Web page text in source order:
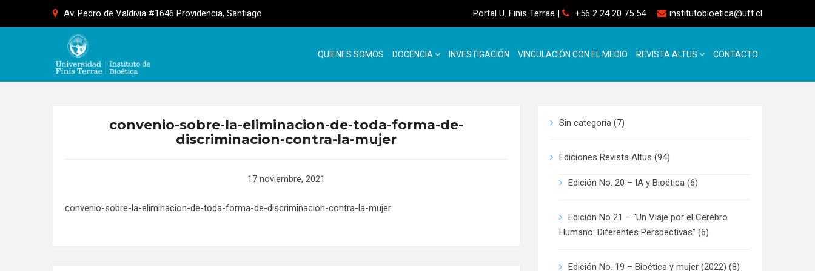
Av. Pedro de Valdivia #1646 Providencia, Santiago Portal U. Finis Terrae | +56 2 24 20 75 54 institutobioetica@uft.cl
QUIENES SOMOS DOCENCIA INVESTIGACIÓN VINCULACIÓN CON EL MEDIO REVISTA ALTUS CONTACTO
convenio-sobre-la-eliminacion-de-toda-forma-de-
discriminacion-contra-la-mujer
17 noviembre, 2021
convenio-sobre-la-eliminacion-de-toda-forma-de-discriminacion-contra-la-mujer
Sin categoría (7)
Ediciones Revista Altus (94)
Edición No. 20 – IA y Bioética (6)
Edición No 21 – "Un Viaje por el Cerebro
Humano: Diferentes Perspectivas" (6)
Edición No. 19 – Bioética y mujer (2022) (8)